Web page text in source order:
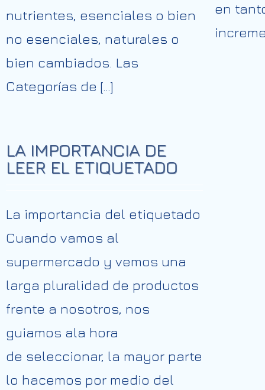
nutrientes, esenciales o bien
no esenciales, naturales o
bien cambiados. Las
Categorías de […]
en
LA IMPORTANCIA DE
LEER EL ETIQUETADO
La importancia del etiquetado
Cuando vamos al
supermercado y vemos una
larga pluralidad de productos
frente a nosotros, nos
guiamos ala hora
de seleccionar, la mayor parte
lo hacemos por medio del